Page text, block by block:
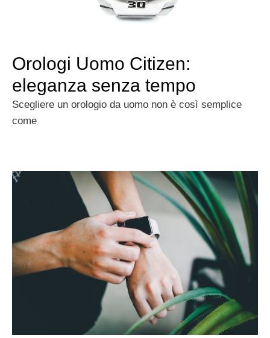
Orologi Uomo Citizen:
eleganza senza tempo
Scegliere un orologio da uomo non è così semplice
come